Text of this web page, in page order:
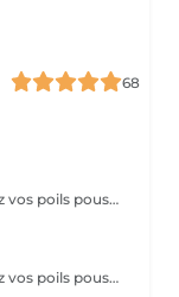
68
Pour préparer votre peau à l'épilation, laissez vos poils pousser pendant au moins deux semaines après le dernier rasage pour assurer une longueur adéquate. Il est également recommandé, mais non indispensable, d'effectuer un gommage doux 24 heures avant la séance pour éliminer les cellules mortes et faciliter l'extraction des poils. Le jour de l'épilation, évitez d'appliquer des crèmes ou des huiles sur la zone concernée afin d'assurer une bonne adhérence de la cire. Enfin, protégez votre peau en évitant l'exposition au soleil ou les séances de bronzage, qui pourraient la rendre plus sensible et irritable.
Pour préparer votre peau à l'épilation, laissez vos poils pousser pendant au moins deux semaines après le dernier rasage pour assurer une longueur adéquate. Il est également recommandé, mais non indispensable, d'effectuer un gommage doux 24 heures avant la séance pour éliminer les cellules mortes et faciliter l'extraction des poils. Le jour de l'épilation, évitez d'appliquer des crèmes ou des huiles sur la zone concernée afin d'assurer une bonne adhérence de la cire. Enfin, protégez votre peau en évitant l'exposition au soleil ou les séances de bronzage, qui pourraient la rendre plus sensible et irritable.